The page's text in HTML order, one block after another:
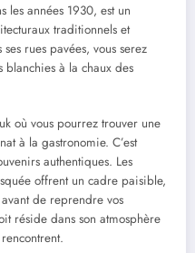
les années 1930, est un
traditionnels et
rues pavées, vous serez
blanchies à la chaux des
où vous pourrez trouver une
à la gastronomie. C’est
authentiques. Les
offrent un cadre paisible,
de reprendre vos
réside dans son atmosphère